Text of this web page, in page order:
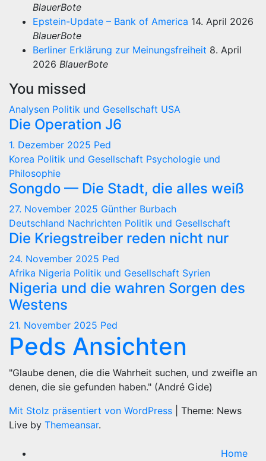
BlauerBote
Epstein-Update – Bank of America 14. April 2026
BlauerBote
Berliner Erklärung zur Meinungsfreiheit 8. April
2026 BlauerBote
You missed
Analysen Politik und Gesellschaft USA
Die Operation J6
1. Dezember 2025 Ped
Korea Politik und Gesellschaft Psychologie und
Philosophie
Songdo — Die Stadt, die alles weiß
27. November 2025 Günther Burbach
Deutschland Nachrichten Politik und Gesellschaft
Die Kriegstreiber reden nicht nur
24. November 2025 Ped
Afrika Nigeria Politik und Gesellschaft Syrien
Nigeria und die wahren Sorgen des
Westens
21. November 2025 Ped
Peds Ansichten
"Glaube denen, die die Wahrheit suchen, und zweifle an
denen, die sie gefunden haben." (André Gide)
Mit Stolz präsentiert von WordPress
Theme: News
Live by Themeansar.
Home